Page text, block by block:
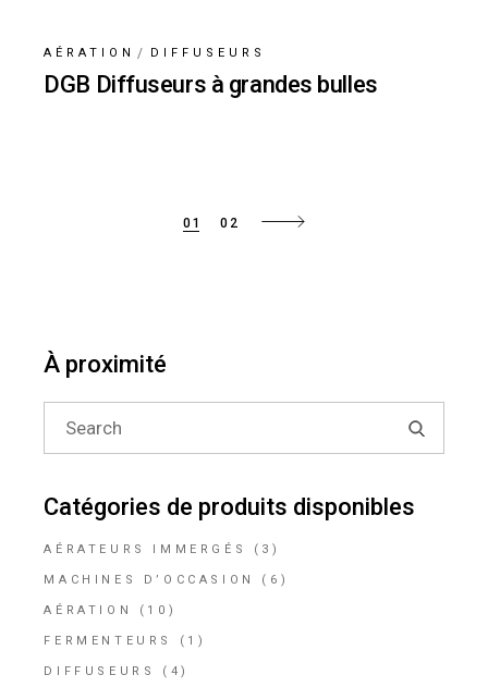
AÉRATION DIFFUSEURS
DGB Diffuseurs à grandes bulles
01 02
À proximité
Search
for:
Catégories de produits disponibles
AÉRATEURS IMMERGÉS (3)
MACHINES D’OCCASION (6)
AÉRATION (10)
FERMENTEURS (1)
DIFFUSEURS (4)